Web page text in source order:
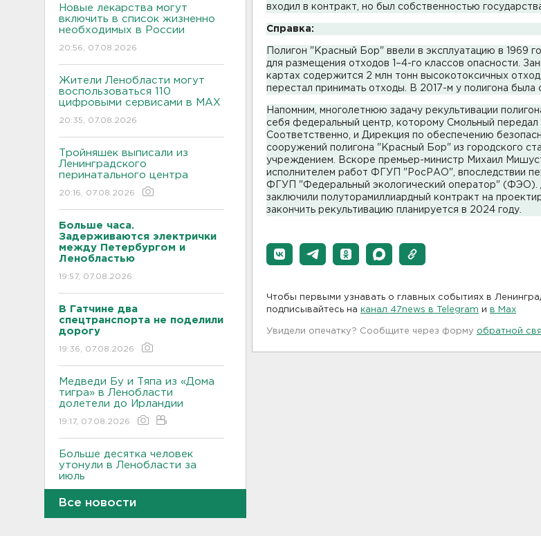
Новые лекарства могут
включить в список жизненно
необходимых в России
20:56, 07.08.2026
Жители Ленобласти могут
воспользоваться 110
цифровыми сервисами в МАХ
20:35, 07.08.2026
Тройняшек выписали из
Ленинградского
перинатального центра
20:16, 07.08.2026
Больше часа.
Задерживаются электрички
между Петербургом и
Ленобластью
19:57, 07.08.2026
В Гатчине два
спецтранспорта не поделили
дорогу
19:36, 07.08.2026
Медведи Бу и Тяпа из «Дома
тигра» в Ленобласти
долетели до Ирландии
19:17, 07.08.2026
Больше десятка человек
утонули в Ленобласти за
июль
Все новости
входил в контракт, но был собственностью
Справка:
Полигон "Красный Бор" ввели в эксплуатацию в 1969
для размещения отходов 1–4-го классов опасности.
картах содержится 2 млн тонн высокотоксичных
перестал принимать отходы. В 2017-м у полигона была
Напомним, многолетнюю задачу рекультивации
себя федеральный центр, которому Смольный передал
Соответственно, и Дирекция по обеспечению
сооружений полигона "Красный Бор" из городского
учреждением. Вскоре премьер-министр Михаил
исполнителем работ ФГУП "РосРАО", впоследствии
ФГУП "Федеральный экологический оператор"
заключили полуторамиллиардный контракт на
закончить рекультивацию планируется в 2024 году.
Чтобы первыми узнавать о главных событиях в
подписывайтесь на канал 47news в Telegram и в Maх
Увидели опечатку? Сообщите через форму обратной